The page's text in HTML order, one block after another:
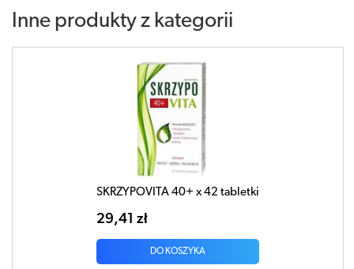
Inne produkty z kategorii
SKRZYPOVITA 40+ x 42 tabletki
29,41 zł
DO KOSZYKA